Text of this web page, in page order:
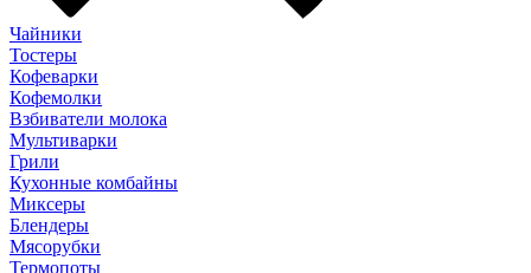
Чайники
Тостеры
Кофеварки
Кофемолки
Взбиватели молока
Мультиварки
Грили
Кухонные комбайны
Mиксеры
Блендеры
Мясорубки
Термопоты